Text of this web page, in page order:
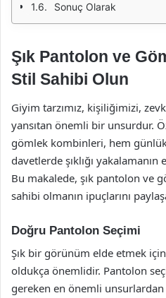
Sonuç Olarak
Şık Pantolon ve
Stil Sahibi Olun
Giyim tarzımız, kişiliğimizi,
yansıtan önemli bir unsurdur.
gömlek kombinleri, hem
davetlerde şıklığı
Bu makalede, şık pantolon ve
sahibi olmanın ipuçlarını
Doğru Pantolon Seçimi
Şık bir görünüm elde etmek
oldukça önemlidir. Pantolon
gereken en önemli